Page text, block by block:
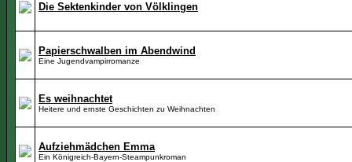
Die Sektenkinder von Völklingen
Papierschwalben im Abendwind
Eine Jugendvampirromanze
Es weihnachtet
Heitere und ernste Geschichten zu Weihnachten
Aufziehmädchen Emma
Ein Königreich-Bayern-Steampunkroman